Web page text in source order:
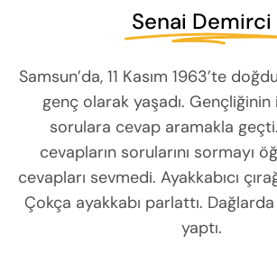
Senai Demirci
Samsun’da, 11 Kasım 1963’te
genç olarak yaşadı. Gençliğinin
sorulara cevap aramakla
cevapların sorularını sormayı
cevapları sevmedi. Ayakkabıcı
Çokça ayakkabı parlattı. Dağlarda
yaptı.